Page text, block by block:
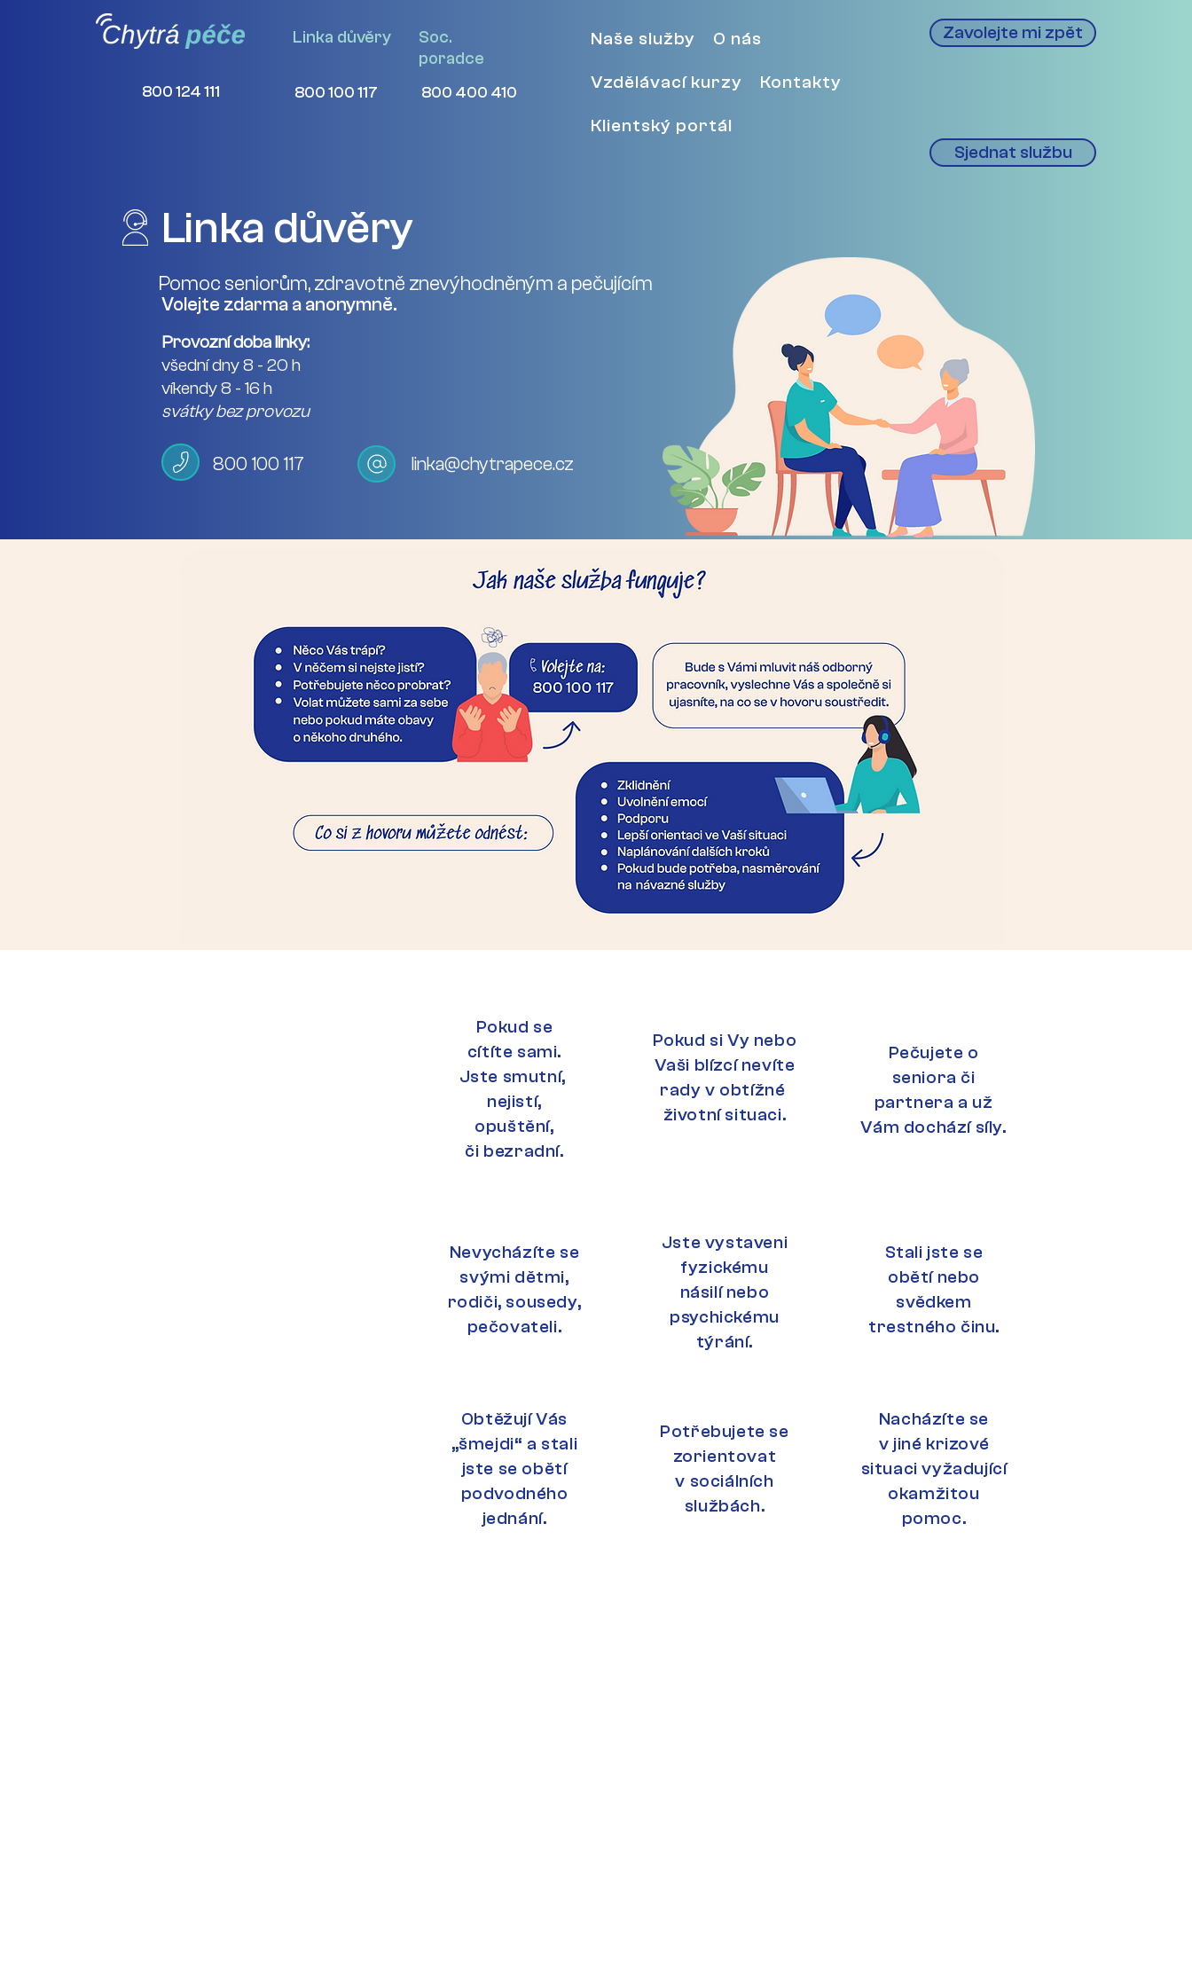
800 124 111
Linka důvěry
Soc.
poradce
800 100 117 800 400 410
Naše služby O nás
Vzdělávací kurzy Kontakty
Klientský portál
Zavolejte mi zpět
Sjednat službu
Linka důvěry
Pomoc seniorům, zdravotně znevýhodněným a pečujícím
Volejte zdarma a anonymně.
Provozní doba linky:
všední dny 8 - 20 h
víkendy 8 - 16 h
svátky bez provozu
800 100 117 linka@chytrapece.cz
Pokud se
cítíte sami.
Jste smutní,
nejistí,
opuštění,
či bezradní.
Pokud si Vy nebo
Vaši blízcí nevíte
rady v obtížné
životní situaci.
Pečujete o
seniora či
partnera a už
Vám dochází síly.
Nevycházíte se
svými dětmi,
rodiči, sousedy,
pečovateli.
Jste vystaveni
fyzickému
násilí nebo
psychickému
týrání.
Stali jste se
obětí nebo
svědkem
trestného činu.
Obtěžují Vás
„šmejdi“ a stali
jste se obětí
podvodného
jednání.
Potřebujete se
zorientovat
v sociálních
službách.
Nacházíte se
v jiné krizové
situaci vyžadující
okamžitou
pomoc.